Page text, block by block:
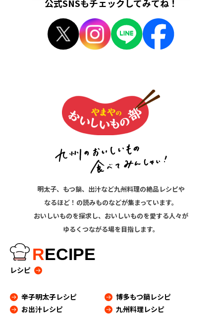
公式SNSもチェックしてみてね！
明太子、もつ鍋、出汁など九州料理の絶品レシピや
なるほど！の読みものなどが集まっています。
おいしいものを探求し、おいしいものを愛する人々が
ゆるくつながる場を目指します。
RECIPE
レシピ
辛子明太子レシピ
博多もつ鍋レシピ
お出汁レシピ
九州料理レシピ